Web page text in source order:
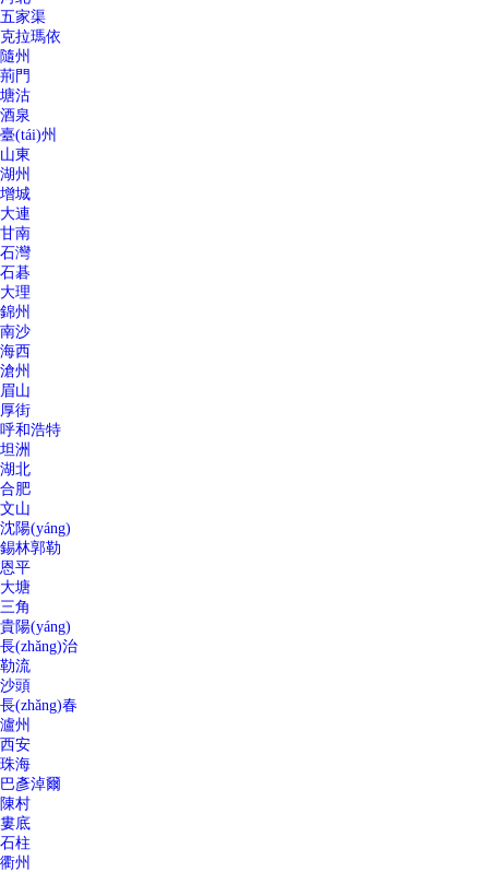
五家渠
克拉瑪依
隨州
荊門
塘沽
酒泉
臺(tái)州
山東
湖州
增城
大連
甘南
石灣
石碁
大理
錦州
南沙
海西
滄州
眉山
厚街
呼和浩特
坦洲
湖北
合肥
文山
沈陽(yáng)
錫林郭勒
恩平
大塘
三角
貴陽(yáng)
長(zhǎng)治
勒流
沙頭
長(zhǎng)春
瀘州
西安
珠海
巴彥淖爾
陳村
婁底
石柱
衢州